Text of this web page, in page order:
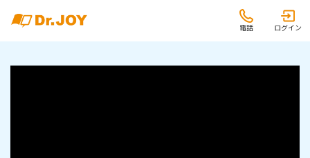
電話 ログイン